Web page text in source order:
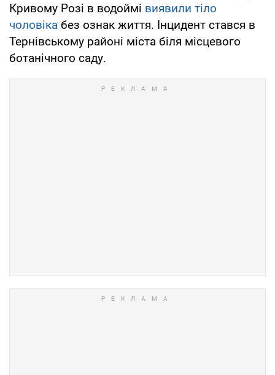
Кривому Розі в водоймі виявили тіло
чоловіка без ознак життя. Інцидент стався в
Тернівському районі міста біля місцевого
ботанічного саду.